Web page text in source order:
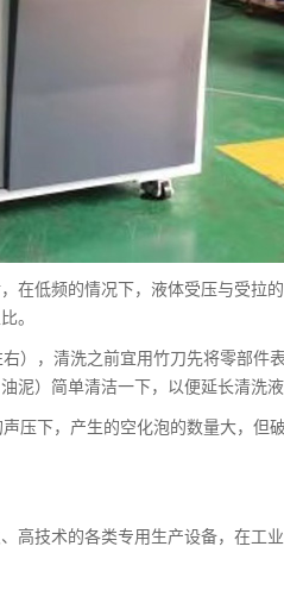
在低频的情况下，液体受压与受拉
。
），清洗之前宜用竹刀先将零部件
泥）简单清洁一下，以便延长清洗液
压下，产生的空化泡的数量大，但
高技术的各类专用生产设备，在工